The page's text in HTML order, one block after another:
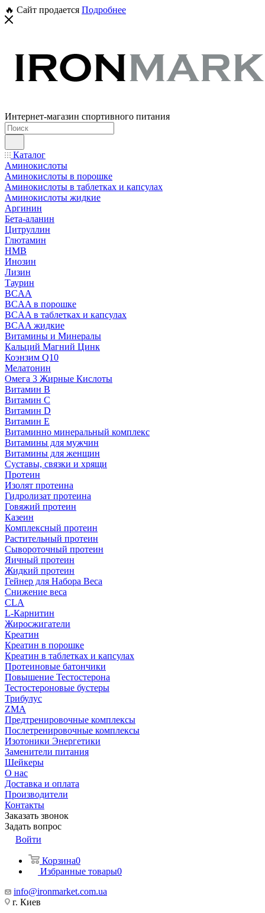
🔥 Сайт продается Подробнее
Интернет-магазин спортивного питания
Каталог
Аминокислоты
Аминокислоты в порошке
Аминокислоты в таблетках и капсулах
Аминокислоты жидкие
Аргинин
Бета-аланин
Цитруллин
Глютамин
HMB
Инозин
Лизин
Таурин
BCAA
BCAA в порошке
BCAA в таблетках и капсулах
BCAA жидкие
Витамины и Минералы
Кальций Магний Цинк
Коэнзим Q10
Мелатонин
Омега 3 Жирные Кислоты
Витамин B
Витамин C
Витамин D
Витамин E
Витаминно минеральный комплекс
Витамины для мужчин
Витамины для женщин
Суставы, связки и хрящи
Протеин
Изолят протеина
Гидролизат протеина
Говяжий протеин
Казеин
Комплексный протеин
Растительный протеин
Сывороточный протеин
Яичный протеин
Жидкий протеин
Гейнер для Набора Веса
Снижение веса
CLA
L-Карнитин
Жиросжигатели
Креатин
Креатин в порошке
Креатин в таблетках и капсулах
Протеиновые батончики
Повышение Тестостерона
Тестостероновые бустеры
Трибулус
ZMA
Предтренировочные комплексы
Послетренировочные комплексы
Изотоники Энергетики
Заменители питания
Шейкеры
О нас
Доставка и оплата
Производители
Контакты
Заказать звонок
Задать вопрос
Войти
Корзина0
Избранные товары0
info@ironmarket.com.ua
г. Киев